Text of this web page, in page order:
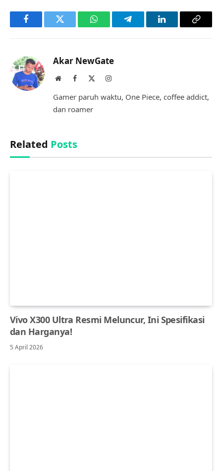
FacebookTwitter WhatsAppTelegramLinkedInCopy
Akar NewGate
WebsiteFacebook Instagram
Gamer paruh waktu, One Piece, coffee addict,
dan roamer
Related Posts
Vivo X300 Ultra Resmi Meluncur, Ini Spesifikasi
dan Harganya!
5 April 2026